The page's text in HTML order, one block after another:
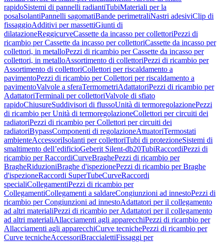
rapidoSistemi di pannelli radiantiTubiMateriali per la
posaIsolantiPannelli sagomatiBande perimetraliNastri adesiviClip di
fissaggioAdditivi per massettiGiunti di
dilatazioneReggicurveCassette da incasso per collettoriPezzi di
ricambio per Cassette da incasso per collettoriCassette da incasso per
collettori, in metalloPezzi di ricambio per Cassette da incasso per
collettori, in metalloAssortimento di collettoriPezzi di ricambio per
Assortimento di collettoriCollettori per riscaldamento a
pavimentoPezzi di ricambio per Collettori per riscaldamento a
pavimentoValvole a sferaTermometriAdattatoriPezzi di ricambio per
AdattatoriTerminali per collettoriValvole di sfiato
rapidoChiusureSuddivisori di flussoUnità di termoregolazionePezzi
di ricambio per Unità di termoregolazioneCollettori per circuiti dei
radiatoriPezzi di ricambio per Collettori per circuiti dei
radiatoriBypassComponenti di regolazioneAttuatoriTermostati
ambienteAccessoriIsolanti per collettoriTubi di protezioneSistemi di
smaltimento dell’edificioGeberit Silent-db20TubiRaccordiPezzi di
ricambio per RaccordiCurveBraghePezzi di ricambio per
BragheRiduzioniBraghe d'ispezionePezzi di ricambio per Braghe
d'ispezioneRaccordi SuperTubeCurveRaccordi
specialiCollegamentiPezzi di ricambio per
CollegamentiCollegamenti a saldareCongiunzioni ad innestoPezzi di
ricambio per Congiunzioni ad innestoAdattatori per il collegamento
ad altri materialiPezzi di ricambio per Adattatori per il collegamento
ad altri materialiAllacciamenti agli apparecchiPezzi di ricambio per
Allacciamenti agli apparecchiCurve tecnichePezzi di ricambio per
Curve tecnicheAccessoriBraccialettiFissaggi per